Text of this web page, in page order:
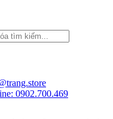
0902.700.469